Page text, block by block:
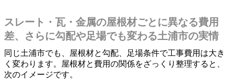
スレート・瓦・金属の屋根材ごとに異なる費用
差、さらに勾配や足場でも変わる土浦市の実情
同じ土浦市でも、屋根材と勾配、足場条件で工事費用は大き
く変わります。屋根材と費用の関係をざっくり整理すると、
次のイメージです。